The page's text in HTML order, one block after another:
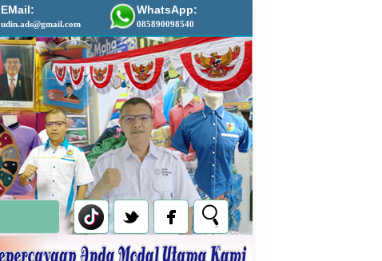
EMail:
udin.ads@gmail.com
WhatsApp:
085890098540